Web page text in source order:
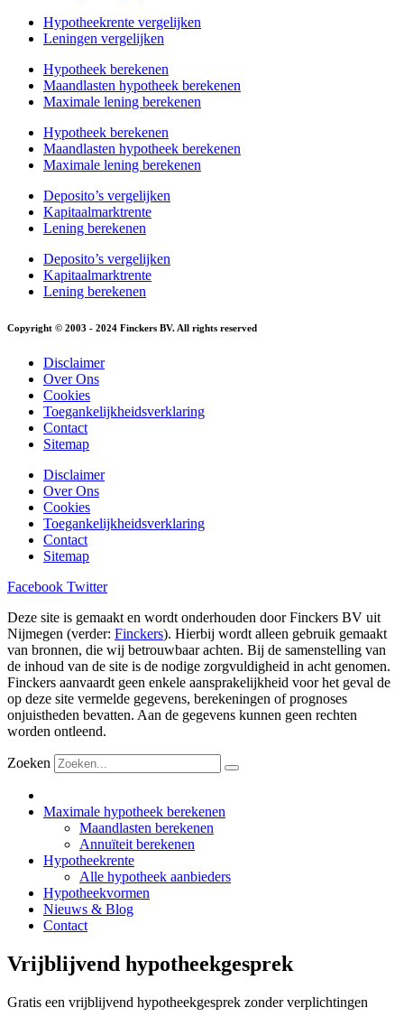
Hypotheekrente vergelijken
Leningen vergelijken
Hypotheek berekenen
Maandlasten hypotheek berekenen
Maximale lening berekenen
Hypotheek berekenen
Maandlasten hypotheek berekenen
Maximale lening berekenen
Deposito’s vergelijken
Kapitaalmarktrente
Lening berekenen
Deposito’s vergelijken
Kapitaalmarktrente
Lening berekenen
Copyright © 2003 - 2024 Finckers BV. All rights reserved
Disclaimer
Over Ons
Cookies
Toegankelijkheidsverklaring
Contact
Sitemap
Disclaimer
Over Ons
Cookies
Toegankelijkheidsverklaring
Contact
Sitemap
Facebook Twitter
Deze site is gemaakt en wordt onderhouden door Finckers BV uit
Nijmegen (verder: Finckers). Hierbij wordt alleen gebruik gemaakt
van bronnen, die wij betrouwbaar achten. Bij de samenstelling van
de inhoud van de site is de nodige zorgvuldigheid in acht genomen.
Finckers aanvaardt geen enkele aansprakelijkheid voor het geval de
op deze site vermelde gegevens, berekeningen of prognoses
onjuistheden bevatten. Aan de gegevens kunnen geen rechten
worden ontleend.
Zoeken
Maximale hypotheek berekenen
Maandlasten berekenen
Annuïteit berekenen
Hypotheekrente
Alle hypotheek aanbieders
Hypotheekvormen
Nieuws & Blog
Contact
Vrijblijvend hypotheekgesprek
Gratis een vrijblijvend hypotheekgesprek zonder verplichtingen